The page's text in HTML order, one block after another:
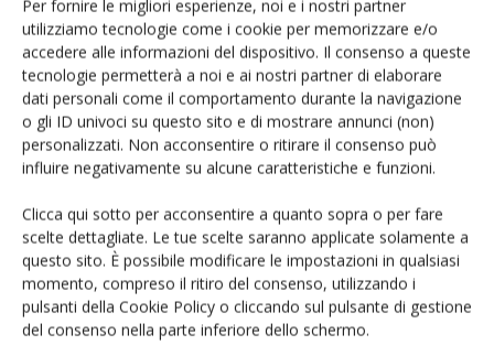
Per fornire le migliori esperienze, noi e i nostri partner
utilizziamo tecnologie come i cookie per memorizzare e/o
accedere alle informazioni del dispositivo. Il consenso a queste
tecnologie permetterà a noi e ai nostri partner di elaborare
dati personali come il comportamento durante la navigazione
o gli ID univoci su questo sito e di mostrare annunci (non)
personalizzati. Non acconsentire o ritirare il consenso può
influire negativamente su alcune caratteristiche e funzioni.
Clicca qui sotto per acconsentire a quanto sopra o per fare
scelte dettagliate. Le tue scelte saranno applicate solamente a
questo sito. È possibile modificare le impostazioni in qualsiasi
momento, compreso il ritiro del consenso, utilizzando i
pulsanti della Cookie Policy o cliccando sul pulsante di gestione
del consenso nella parte inferiore dello schermo.
attivare il rimescolamento degli strati di aria calda (in
alto) e fredda (in basso) e innalzare la temperatura
ambientale del frutteto. Mediamente, a seconda della
tipologia costruttiva, coprono superfici di 2,5-4 ettari e
vanno azionati quando la temperatura è tra 0,5 e 1,5 °C
a un metro da terra, meglio se 3-4 °C sopra la soglia
efficace, soprattutto quando non si dispone di
strumenti di rilevamento delle temperature in quota
precisi e adeguatamente posizionati.
Bruciatori: sono noti da tempo diversi tipi di bruciatori
(a paraffina, a pellet, ecc.) da posizionare nell’interfilare